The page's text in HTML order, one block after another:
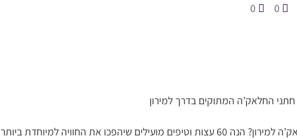
0
0
#זכיתם שילדכם בן השלוש יחגוג השנה חלאק’ה למירון? הנה 60 עצות וטיפים מועילים שיהפכו את החוויה למיוחדת ביותר